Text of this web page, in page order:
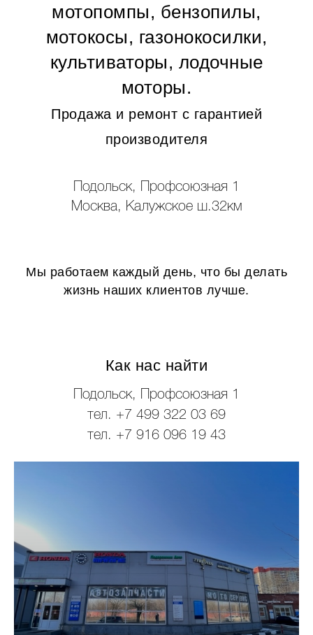
мотопомпы, бензопилы,
мотокосы, газонокосилки,
культиваторы, лодочные
моторы.
Продажа и ремонт с гарантией
производителя
Подольск, Профсоюзная 1
Москва, Калужское ш.32км
Мы работаем каждый день, что бы делать
жизнь наших клиентов лучше.
Как нас найти
Подольск, Профсоюзная 1
тел. +7 499 322 03 69
тел. +7 916 096 19 43